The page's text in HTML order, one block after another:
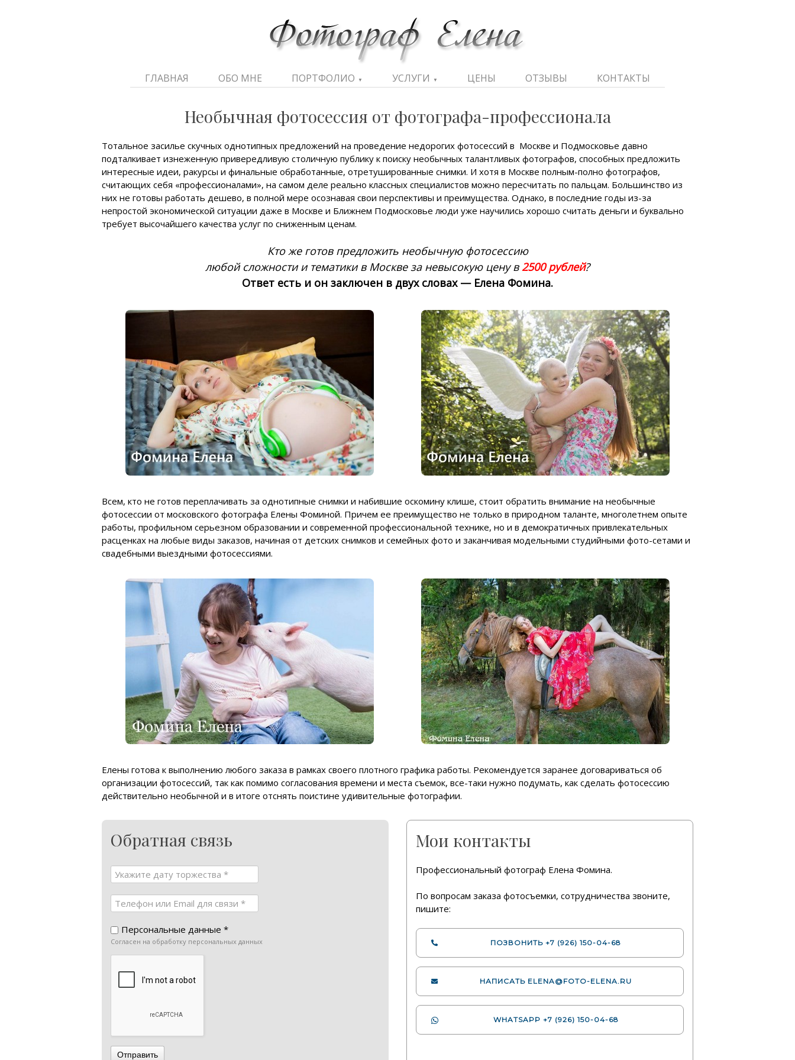
ГЛАВНАЯ ОБО МНЕ ПОРТФОЛИО ▼ УСЛУГИ ▼ ЦЕНЫ ОТЗЫВЫ КОНТАКТЫ
Необычная фотосессия от фотографа-профессионала
Тотальное засилье скучных однотипных предложений на проведение недорогих фотосессий в Москве и Подмосковье давно
подталкивает изнеженную привередливую столичную публику к поиску необычных талантливых фотографов, способных предложить
интересные идеи, ракурсы и финальные обработанные, отретушированные снимки. И хотя в Москве полным-полно фотографов,
считающих себя «профессионалами», на самом деле реально классных специалистов можно пересчитать по пальцам. Большинство из
них не готовы работать дешево, в полной мере осознавая свои перспективы и преимущества. Однако, в последние годы из-за
непростой экономической ситуации даже в Москве и Ближнем Подмосковье люди уже научились хорошо считать деньги и буквально
требует высочайшего качества услуг по сниженным ценам.
Кто же готов предложить необычную фотосессию
любой сложности и тематики в Москве за невысокую цену в 2500 рублей?
Ответ есть и он заключен в двух словах — Елена Фомина.
Всем, кто не готов переплачивать за однотипные снимки и набившие оскомину клише, стоит обратить внимание на необычные
фотосессии от московского фотографа Елены Фоминой. Причем ее преимущество не только в природном таланте, многолетнем опыте
работы, профильном серьезном образовании и современной профессиональной технике, но и в демократичных привлекательных
расценках на любые виды заказов, начиная от детских снимков и семейных фото и заканчивая модельными студийными фото-сетами и
свадебными выездными фотосессиями.
Елены готова к выполнению любого заказа в рамках своего плотного графика работы. Рекомендуется заранее договариваться об
организации фотосессий, так как помимо согласования времени и места съемок, все-таки нужно подумать, как сделать фотосессию
действительно необычной и в итоге отснять поистине удивительные фотографии.
Обратная связь
Персональные данные *
Согласен на обработку персональных данных
Отправить
Мои контакты
Профессиональный фотограф Елена Фомина.
По вопросам заказа фотосъемки, сотрудничества звоните,
пишите:
ПОЗВОНИТЬ +7 (926) 150-04-68
НАПИСАТЬ ELENA@FOTO-ELENA.RU
WHATSAPP +7 (926) 150-04-68